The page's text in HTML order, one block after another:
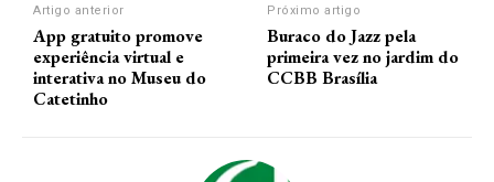
Artigo anterior
App gratuito promove
experiência virtual e
interativa no Museu do
Catetinho
Próximo artigo
Buraco do Jazz pela
primeira vez no jardim do
CCBB Brasília